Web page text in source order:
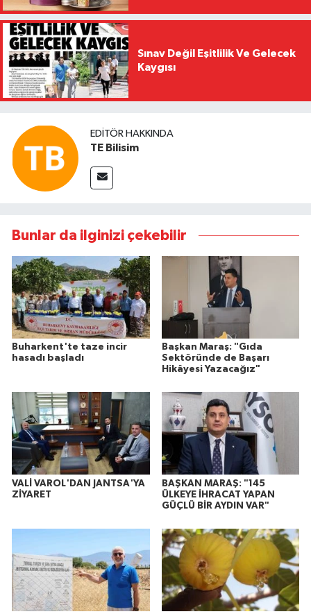
Sınav Değil Eşitlilik Ve Gelecek
Kaygısı
EDITÖR HAKKINDA
TE Bilisim
Bunlar da ilginizi çekebilir
Buharkent'te taze incir
hasadı başladı
Başkan Maraş: "Gıda
Sektöründe de Başarı
Hikâyesi Yazacağız"
VALİ VAROL'DAN JANTSA'YA
ZİYARET
BAŞKAN MARAŞ: "145
ÜLKEYE İHRACAT YAPAN
GÜÇLÜ BİR AYDIN VAR"